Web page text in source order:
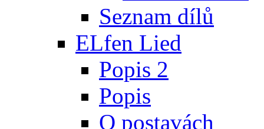
Seznam dílů
ELfen Lied
Popis 2
Popis
O postavách